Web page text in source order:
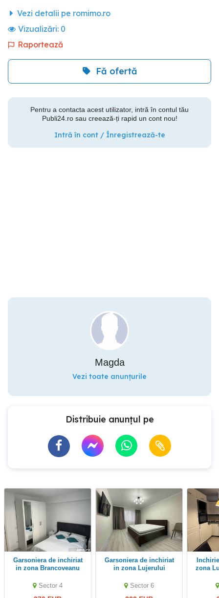
Vezi detalii pe romimo.ro
Vizualizări: 0
Raportează
Fă ofertă
Pentru a contacta acest utilizator, intră în contul tău
Publi24.ro sau creează-ți rapid un cont nou!
Intră în cont / Înregistrează-te
Magda
Vezi toate anunțurile
Distribuie anunțul pe
Garsoniera de inchiriat
in zona Brancoveanu
Sector 4
Garsoniera de inchiriat
in zona Lujerului
Sector 6
Inchiriez garsoniera in
zona